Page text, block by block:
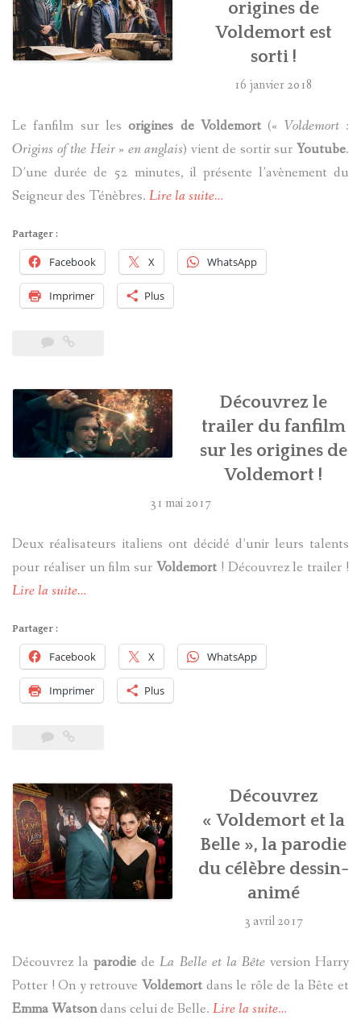
origines de
Voldemort est
sorti !
16 janvier 2018
Le fanfilm sur lesorigines de Voldemort (« Voldemort :
Origins of the Heir » en anglais) vient de sortir surYoutube.
D’une durée de 52 minutes, il présente l’avènement du
Seigneur des Ténèbres. Lire la suite…
Partager :
Facebook X WhatsApp
Imprimer Plus
Découvrez le
trailer du fanfilm
sur les origines de
Voldemort !
31 mai 2017
Deux réalisateurs italiens ont décidé d’unir leurs talents
pour réaliser un film sur Voldemort ! Découvrez le trailer !
Lire la suite…
Partager :
Facebook X WhatsApp
Imprimer Plus
Découvrez
« Voldemort et la
Belle », la parodie
du célèbre dessin-
animé
3 avril 2017
Découvrez laparodie deLa Belle et la Bêteversion Harry
Potter ! On y retrouve Voldemortdans le rôle de la Bête et
Emma Watsondans celui de Belle. Lire la suite…